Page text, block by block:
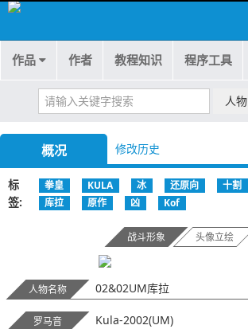
作品 作者 教程知识 程序工具
人物
概况 修改历史
标
签
拳皇 KULA 冰 还原向 十割
库拉
原作 凶 Kof
战斗形象 头像立绘
人物名称 02&02UM库拉
罗马音 Kula-2002(UM)